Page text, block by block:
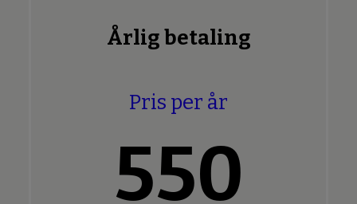
Årlig betaling
Pris per år
550